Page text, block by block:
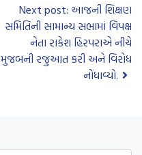
Next post: આજની શિક્ષણ
સમિતિની સામાન્ય સભામાં વિપક્ષ
નેતા રાકેશ હિરપરાએ નીચે
મુજબની રજુઆત કરી અને વિરોધ
નોંધાવ્યો.